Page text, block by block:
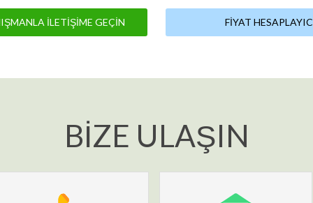
İLETIŞIME GEÇIN FIYAT
BIZE ULAŞIN